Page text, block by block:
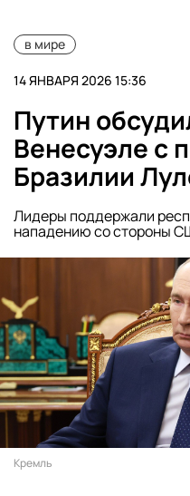
в мире
14 ЯНВАРЯ 2026 15:36
Путин
Венесуэле с
Бразилии
Лидеры поддержали
нападению со стороны
Кремль